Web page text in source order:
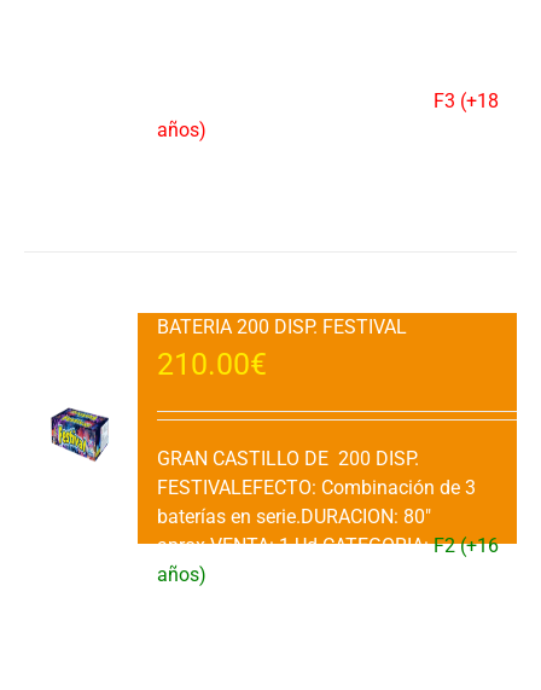
F3 (+18
años)
BATERIA 200 DISP. FESTIVAL
210.00€
GRAN CASTILLO DE 200 DISP.
FESTIVALEFECTO: Combinación de 3
baterías en serie.DURACION: 80"
aprox.VENTA: 1 Ud.CATEGORIA:F2 (+16
años)